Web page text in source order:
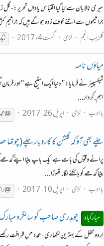
سیری نالا بان سے لیا گیا اقتباس یاداں تحریر
جراثیموں سے اتنے خوف زدہ ہو گے ہیں کہ
گلزیب انجم لڑی اگست 4، 2017
میاؤں نامہ
شیکسپیئر نے فرمایا: " دنیا ایک اسٹیج ہے " اور
اہم.کردار...
با ادب
لڑی اپریل 26، 2017 @
چلے بھی آؤ کہ گلشن کا کاروبار چلے(چوتھا
پرانے وقتوں کی بات ہے ایک باپ بیٹا اپنے گدھے
بیٹا گدھے کو ہانکنے لگا. تھوڑا...
با ادب
لڑی اپریل 10، 2017
مبارکباد چوہدری صاحب کو سالگرہ